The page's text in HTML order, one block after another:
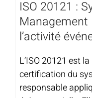
ISO 20121 :
Management
l’activité
L’ISO 20121 est
certification du
responsable